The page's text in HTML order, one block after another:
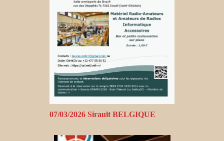
07/03/2026 Sirault BELGIQUE